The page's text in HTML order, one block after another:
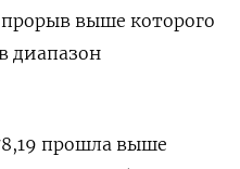
прорыв выше которого
диапазон
прошла выше